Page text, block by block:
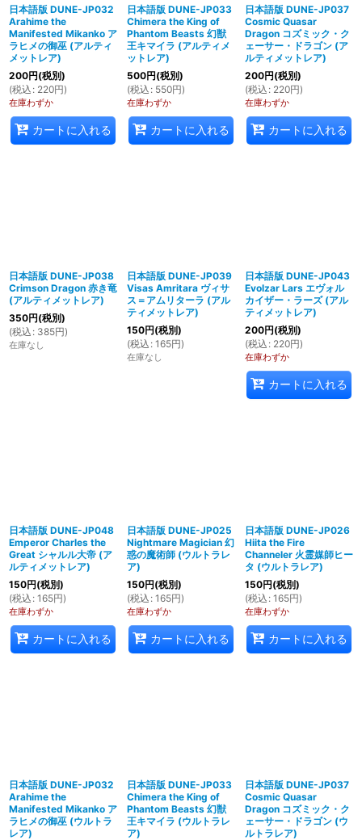
日本語版 DUNE-JP032
Arahime the
Manifested Mikanko ア
ラヒメの御巫 (アルティ
メットレア)
200円(税別)
(税込 : 220円)
在庫わずか
カートに入れる
日本語版 DUNE-JP033
Chimera the King of
Phantom Beasts 幻獣
王キマイラ (アルティメ
ットレア)
500円(税別)
(税込 : 550円)
在庫わずか
カートに入れる
日本語版 DUNE-JP037
Cosmic Quasar
Dragon コズミック・ク
ェーサー・ドラゴン (ア
ルティメットレア)
200円(税別)
(税込 : 220円)
在庫わずか
カートに入れる
日本語版 DUNE-JP038
Crimson Dragon 赤き竜
(アルティメットレア)
350円(税別)
(税込 : 385円)
在庫なし
日本語版 DUNE-JP039
Visas Amritara ヴィサ
ス＝アムリターラ (アル
ティメットレア)
150円(税別)
(税込 : 165円)
在庫なし
日本語版 DUNE-JP043
Evolzar Lars エヴォル
カイザー・ラーズ (アル
ティメットレア)
200円(税別)
(税込 : 220円)
在庫わずか
カートに入れる
日本語版 DUNE-JP048
Emperor Charles the
Great シャルル大帝 (ア
ルティメットレア)
150円(税別)
(税込 : 165円)
在庫わずか
カートに入れる
日本語版 DUNE-JP025
Nightmare Magician 幻
惑の魔術師 (ウルトラレ
ア)
150円(税別)
(税込 : 165円)
在庫わずか
カートに入れる
日本語版 DUNE-JP026
Hiita the Fire
Channeler 火霊媒師ヒー
タ (ウルトラレア)
150円(税別)
(税込 : 165円)
在庫わずか
カートに入れる
日本語版 DUNE-JP032
Arahime the
Manifested Mikanko ア
ラヒメの御巫 (ウルトラ
レア)
日本語版 DUNE-JP033
Chimera the King of
Phantom Beasts 幻獣
王キマイラ (ウルトラレ
ア)
日本語版 DUNE-JP037
Cosmic Quasar
Dragon コズミック・ク
ェーサー・ドラゴン (ウ
ルトラレア)